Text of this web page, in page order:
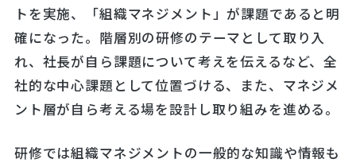
トを実施、「組織マネジメント」が課題であると明
確になった。階層別の研修のテーマとして取り入
れ、社長が自ら課題について考えを伝えるなど、全
社的な中心課題として位置づける、また、マネジメ
ント層が自ら考える場を設計し取り組みを進める。
研修では組織マネジメントの一般的な知識や情報も